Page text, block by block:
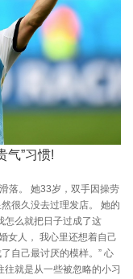
气”习惯!
落。 她33岁，双手因操劳
很久没去过理发店。 她的
怎么就把日子过成了这
女人， 我心里还想着自己
自己最讨厌的模样。” 心
往就是从一些被忽略的小习